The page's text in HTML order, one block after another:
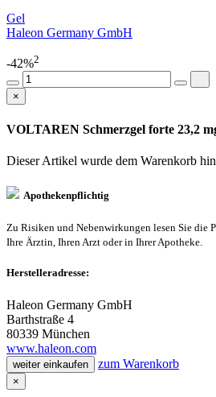
Gel
Haleon Germany GmbH
-42%2
×
VOLTAREN Schmerzgel forte 23,2
Dieser Artikel wurde dem Warenkorb
Apothekenpflichtig
Zu Risiken und Nebenwirkungen lesen Sie die
Ihre Ärztin, Ihren Arzt oder in Ihrer Apotheke.
Herstelleradresse:
Haleon Germany GmbH
Barthstraße 4
80339 München
www.haleon.com
weiter einkaufen zum Warenkorb
×